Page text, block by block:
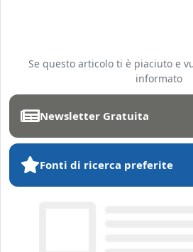
Se questo articolo ti è piaciuto e
informato
Newsletter Gratuita
Fonti di ricerca preferite